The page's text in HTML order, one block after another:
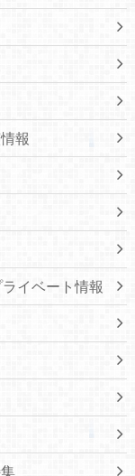
報
ライベート情報